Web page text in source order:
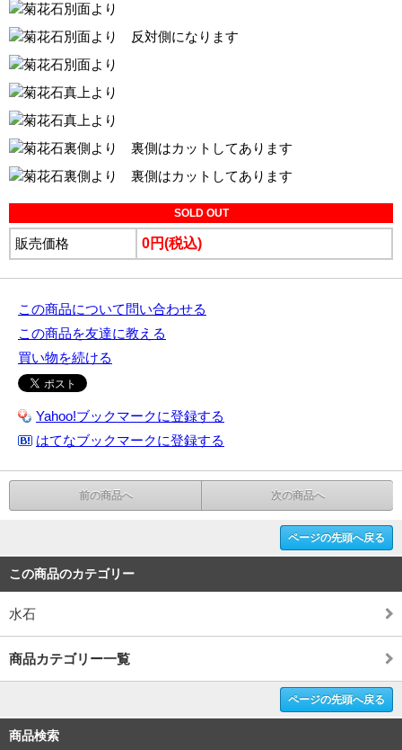
別面より
別面より 反対側になります
別面より
真上より
真上より
裏側より 裏側はカットしてあります
裏側より 裏側はカットしてあります
SOLD OUT
販売価格 0円(税込)
この商品について問い合わせる
この商品を友達に教える
買い物を続ける
Yahoo!ブックマークに登録する
はてなブックマークに登録する
前の商品へ 次の商品へ
ページの先頭へ戻る
この商品のカテゴリー
水石
商品カテゴリー一覧
ページの先頭へ戻る
商品検索